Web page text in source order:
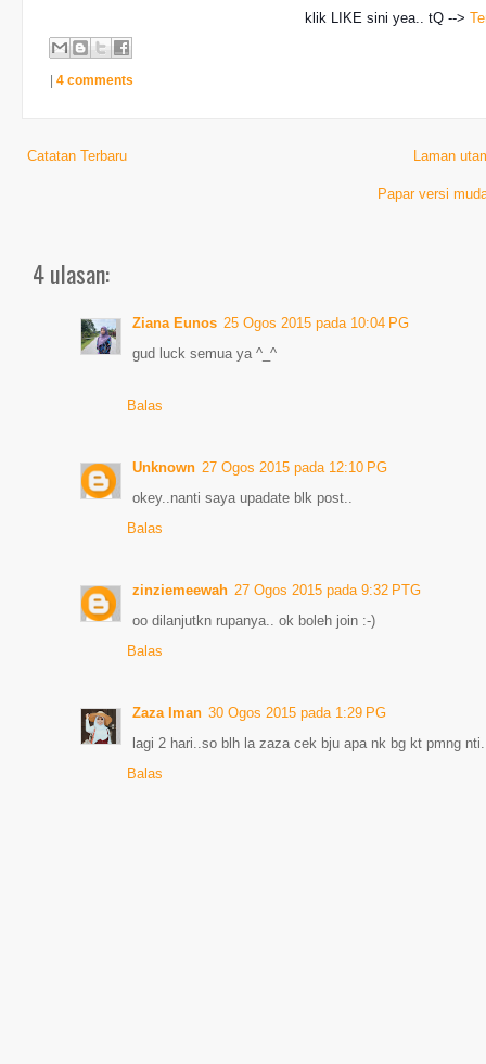
klik LIKE sini yea.. tQ -->
| 4 comments
Catatan Terbaru Laman
Papar versi
4 ulasan:
Ziana Eunos 25 Ogos 2015 pada 10:04 PG
gud luck semua ya ^_^
Balas
Unknown 27 Ogos 2015 pada 12:10 PG
okey..nanti saya upadate blk post..
Balas
zinziemeewah 27 Ogos 2015 pada 9:32 PTG
oo dilanjutkn rupanya.. ok boleh join :-)
Balas
Zaza Iman 30 Ogos 2015 pada 1:29 PG
lagi 2 hari..so blh la zaza cek bju apa nk bg kt pmng
Balas